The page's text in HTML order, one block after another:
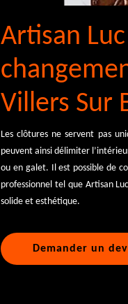
Artisan
Villers Sur
Les clôtures ne servent pas
peuvent ainsi délimiter
ou en galet. Il est possible de
professionnel tel que Artisan
solide et esthétique.
Demander un